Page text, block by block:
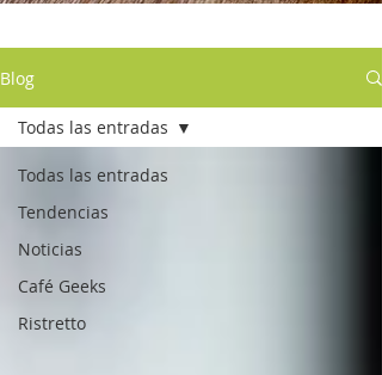
Blog
Todas las entradas
Tendencias
Noticias
Café Geeks
Ristretto
Todas las entradas